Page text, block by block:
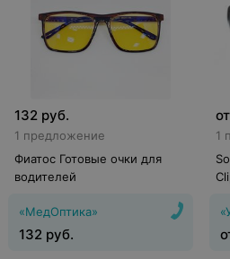
132 руб.
1 предложение
Фиатос Готовые очки для
водителей
«МедОптика»
132 руб.
от
1